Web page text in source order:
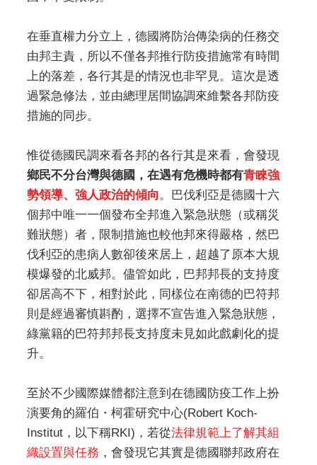
在垂直權力分立上，德國將防治傳染病的任務交
由邦主責，所以不僅各邦推行防疫措施常有時間
上的落差，各行其是的情況也非罕見。這次是透
過緊急修法，並由總理居間協調來維繫各邦防疫
措施的同步。
惟從德國民調來看各邦的各行其是來看，會發現
鄉民不分台灣與德國，在遇有危機時都有青睞強
勢領導、強人政治的傾向。巴伐利亞是德國十六
個邦中唯一一個發布全邦進入緊急狀態（或稱災
難狀態）者，限制措施也較他邦來得嚴格，然巴
伐利亞的患病人數卻後來居上，超越了原本大規
模爆發的北威邦。儘管如此，巴邦邦長的支持度
卻居高不下，相對於此，同樣位在南德的巴符邦
則是經過審慎斟酌，選擇不宣告進入緊急狀態，
綠黨籍的巴符邦邦長支持度未見如此戲劇化的提
升。
至於不少國際媒體都注意到在德國防疫工作上扮
演要角的羅伯・柯霍研究中心(Robert Koch-
Institut，以下稱RKI)，若從法律規範上了解其組
織設置與任務 ，會發現它其實是德國聯邦政府在